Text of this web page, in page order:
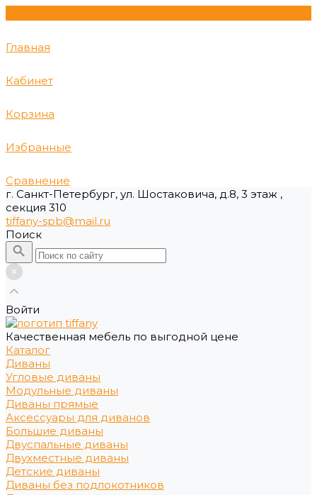
Главная
Кабинет
Корзина
Избранные
Сравнение
г. Санкт-Петербург, ул. Шостаковича, д.8, 3 этаж ,
секция 310
tiffany-spb@mail.ru
Поиск
Войти
Качественная мебель по выгодной цене
Каталог
Диваны
Угловые диваны
Модульные диваны
Диваны прямые
Аксессуары для диванов
Большие диваны
Двуспальные диваны
Двухместные диваны
Детские диваны
Диваны без подлокотников